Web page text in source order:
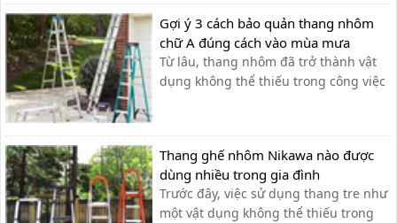
người vẫn chủ quan trong việc tìm
hiểu công...
Gợi ý 3 cách bảo quản thang nhôm
chữ A đúng cách vào mùa mưa
Từ lâu, thang nhôm đã trở thành vật
dụng không thể thiếu trong công việc
Ameca hay Nikita,… Với những ưu
điểm vượt trội về chiều cao cũng như
độ an toàn, chắc chắn, khả năng
chịu...
Thang ghế nhôm Nikawa nào được
dùng nhiều trong gia đình
Trước đây, việc sử dụng thang tre như
một vật dụng không thể thiếu trong